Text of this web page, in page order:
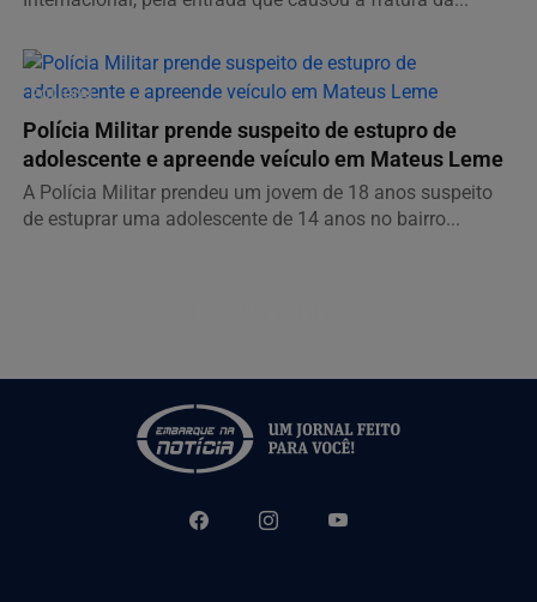
POLICIAL
Polícia Militar prende suspeito de estupro de
adolescente e apreende veículo em Mateus Leme
A Polícia Militar prendeu um jovem de 18 anos suspeito
de estuprar uma adolescente de 14 anos no bairro...